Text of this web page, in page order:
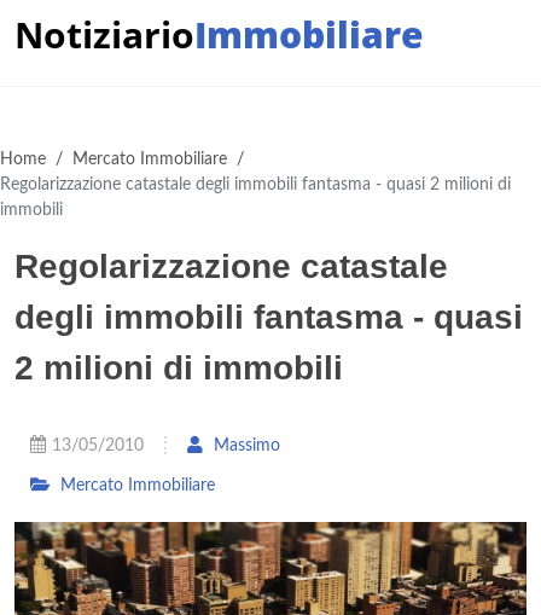
NotiziarioImmobiliare
Home / Mercato Immobiliare /
Regolarizzazione catastale degli immobili fantasma - quasi 2 milioni di
immobili
Regolarizzazione catastale
degli immobili fantasma - quasi
2 milioni di immobili
13/05/2010 Massimo
Mercato Immobiliare